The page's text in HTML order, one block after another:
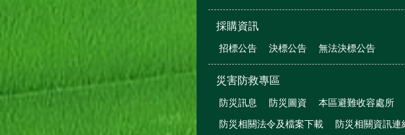
採購資訊
招標公告 決標公告 無法決標公告
災害防救專區
防災訊息 防災圖資 本區避難收容處所
防災相關法令及檔案下載 防災相關資訊連